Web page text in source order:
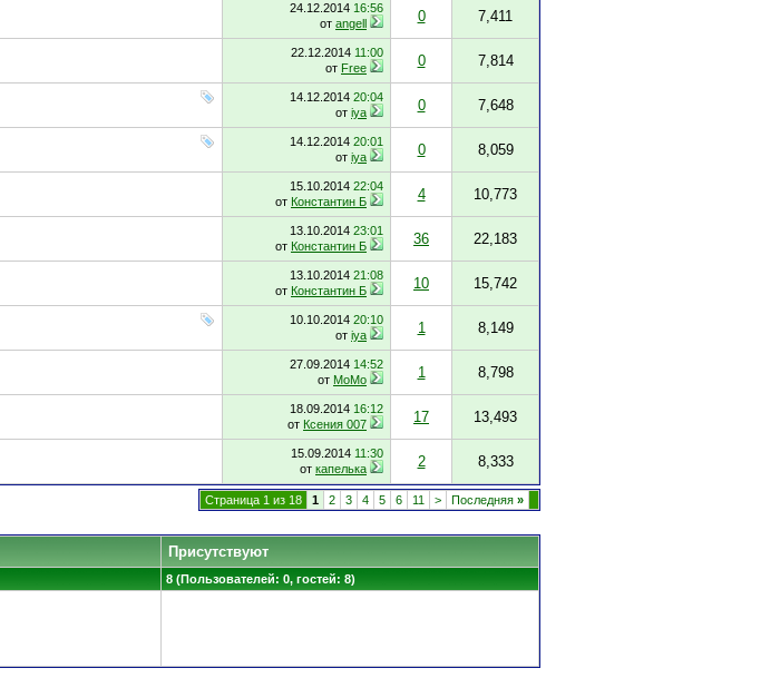
24.12.2014 16:56
от angell 0 7,411
22.12.2014 11:00
от Free 0 7,814
14.12.2014 20:04
от iya 0 7,648
14.12.2014 20:01
от iya 0 8,059
15.10.2014 22:04
от Константин Б 4 10,773
13.10.2014 23:01
от Константин Б 36 22,183
13.10.2014 21:08
от Константин Б 10 15,742
10.10.2014 20:10
от iya 1 8,149
27.09.2014 14:52
от MoMo 1 8,798
18.09.2014 16:12
от Ксения 007 17 13,493
15.09.2014 11:30
от капелька 2 8,333
Страница 1 из 18 1 2 3 4 5 6 11 > Последняя »
Присутствуют
8 (Пользователей: 0, гостей: 8)